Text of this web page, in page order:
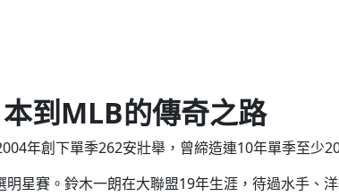
到MLB的傳奇之路
年創下單季262安壯舉，曾締造連10年單季至少
星賽。鈴木一朗在大聯盟19年生涯，待過水手、